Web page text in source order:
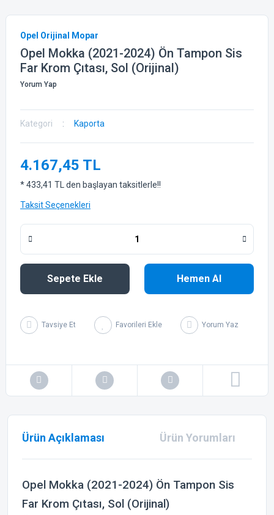
Opel Orijinal Mopar
Opel Mokka (2021-2024) Ön Tampon Sis
Far Krom Çıtası, Sol (Orijinal)
Yorum Yap
Kategori Kaporta
4.167,45 TL
* 433,41 TL den başlayan taksitlerle!!
Taksit Seçenekleri
Sepete Ekle Hemen Al
Tavsiye Et Yorum Yaz
Ürün Açıklaması Ürün Yorumları
Opel Mokka (2021-2024) Ön Tampon Sis
Far Krom Çıtası, Sol (Orijinal)